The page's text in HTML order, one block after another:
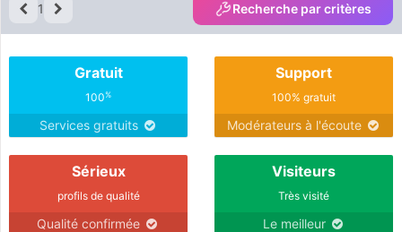
1 Recherche par critères
Gratuit
100%
Services gratuits
Support
100% gratuit
Modérateurs à l'écoute
Sérieux
profils de qualité
Qualité confirmée
Visiteurs
Très visité
Le meilleur